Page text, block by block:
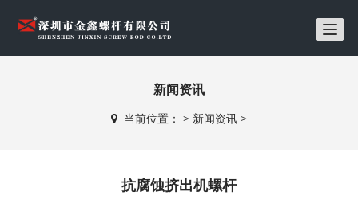
T
新闻资讯
当前位置： > 新闻资讯>
抗腐蚀挤出机螺杆